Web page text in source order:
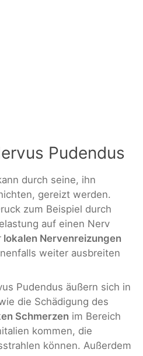
Pudendus
durch seine, ihn
gereizt werden.
zum Beispiel durch
auf einen Nerv
lokalen Nervenreizungen
weiter ausbreiten
Pudendus äußern sich in
die Schädigung des
Schmerzen im Bereich
kommen, die
können. Außerdem